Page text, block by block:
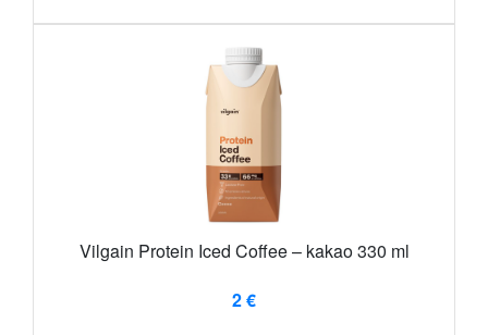
Vilgain Protein Iced Coffee – kakao 330 ml
2 €